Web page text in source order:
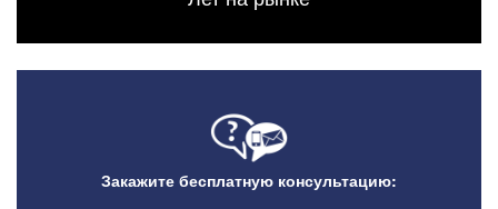
Закажите бесплатную консультацию: